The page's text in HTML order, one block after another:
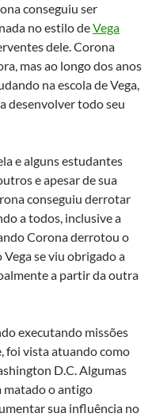
conseguiu ser
no estilo deVega
dele. Corona
mas ao longo dos anos
na escola de Vega,
desenvolver todo seu
e alguns estudantes
e apesar de sua
conseguiu derrotar
a todos, inclusive a
Corona derrotou o
se viu obrigado a
a partir da outra
executando missões
foi vista atuando como
D.C. Algumas
matado o antigo
sua influência no